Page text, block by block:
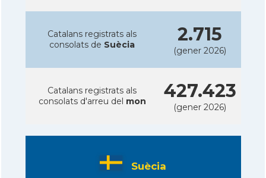
Catalans registrats als
consolats de Suècia 2.715
(gener 2026)
Catalans registrats als
consolats d'arreu del mon 427.423
(gener 2026)
Suècia